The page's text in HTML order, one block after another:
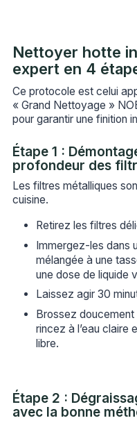
Nettoyer hotte
expert en 4
Ce protocole est celui
« Grand Nettoyage »
pour garantir une finition
Étape 1 :
profondeur des
Les filtres métalliques
cuisine.
Retirez les filtres
Immergez-les dans
mélangée à une
une dose de liquide
Laissez agir 30
Brossez
rincez à l’eau claire
libre.
Étape 2 :
avec la bonne